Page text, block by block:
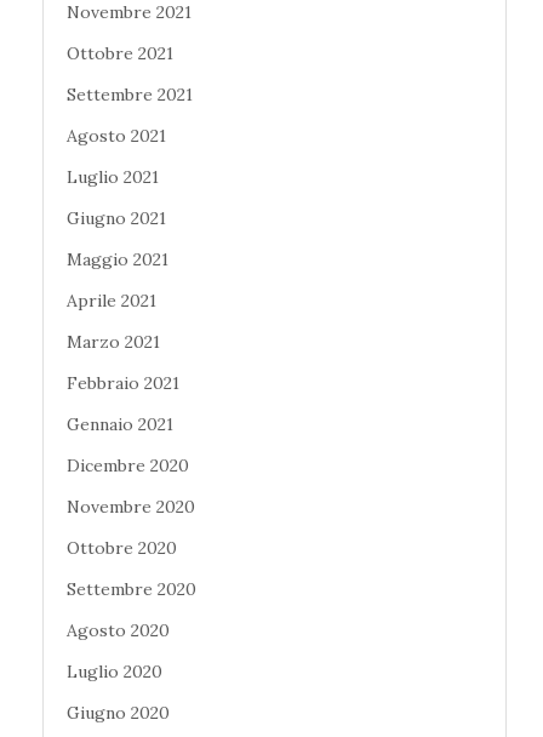
Novembre 2021
Ottobre 2021
Settembre 2021
Agosto 2021
Luglio 2021
Giugno 2021
Maggio 2021
Aprile 2021
Marzo 2021
Febbraio 2021
Gennaio 2021
Dicembre 2020
Novembre 2020
Ottobre 2020
Settembre 2020
Agosto 2020
Luglio 2020
Giugno 2020